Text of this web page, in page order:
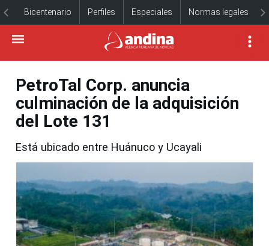
Bicentenario Perfiles Especiales Normas legales
PetroTal Corp. anuncia
culminación de la adquisición
del Lote 131
Está ubicado entre Huánuco y Ucayali